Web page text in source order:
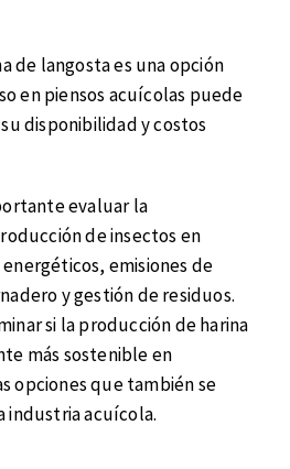
de langosta es una opción
en piensos acuícolas puede
disponibilidad y costos
evaluar la
de insectos en
emisiones de
y gestión de residuos.
si la producción de harina
más sostenible en
opciones que también se
industria acuícola.